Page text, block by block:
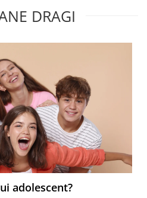
DRAGI
adolescent?